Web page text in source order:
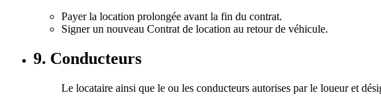
Payer la location prolongée avant la fin du contrat.
Signer un nouveau Contrat de location au retour de véhicule.
9. Conducteurs
Le locataire ainsi que le ou les conducteurs autorises par le loueur et